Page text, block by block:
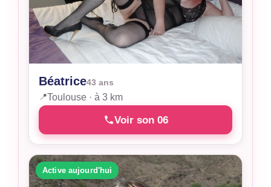
Béatrice43 ans
📍Toulouse · à 3 km
Voir son 06
Active aujourd'hui